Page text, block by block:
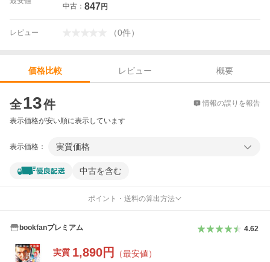
中古： 847円
レビュー （0件）
価格比較 レビュー
概要
全13件 情報の誤りを報告
表示価格が安い順に表示しています
表示価格： 実質価格
中古を含む
ポイント・送料の算出方法
bookfanプレミアム 4.62
実質 1,890円 （最安値）